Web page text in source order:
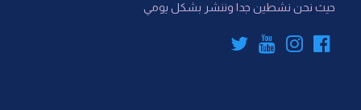
حيث نحن نشطين جدا وننشر بشكل يومي